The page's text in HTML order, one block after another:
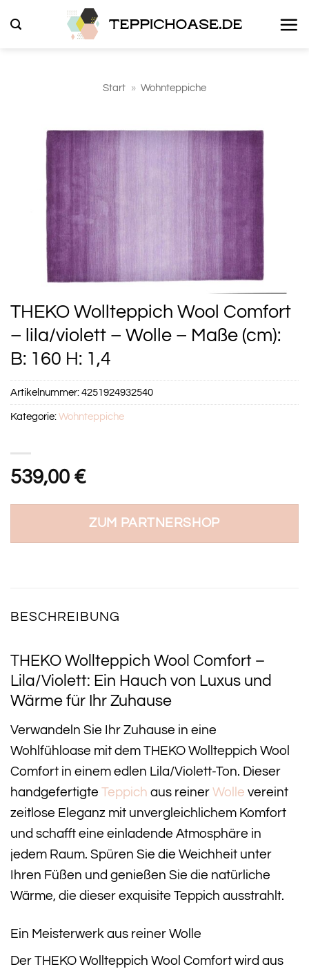
Inhalt
Start » Wohnteppiche
THEKO Wollteppich Wool Comfort
– lila/violett – Wolle – Maße (cm):
B: 160 H: 1,4
539,00 €
ZUM PARTNERSHOP
Artikelnummer:4251924932540
Kategorie:Wohnteppiche
BESCHREIBUNG
THEKO Wollteppich Wool Comfort –
Lila/Violett: Ein Hauch von Luxus und
Wärme für Ihr Zuhause
Verwandeln Sie Ihr Zuhause in eine
Wohlfühloase mit dem THEKO Wollteppich Wool
Comfort in einem edlen Lila/Violett-Ton. Dieser
handgefertigte Teppich aus reiner Wolle vereint
zeitlose Eleganz mit unvergleichlichem Komfort
und schafft eine einladende Atmosphäre in
jedem Raum. Spüren Sie die Weichheit unter
Ihren Füßen und genießen Sie die natürliche
Wärme, die dieser exquisite Teppich ausstrahlt.
Ein Meisterwerk aus reiner Wolle
Der THEKO Wollteppich Wool Comfort wird aus